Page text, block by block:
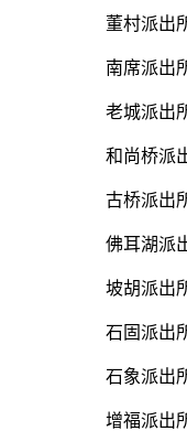
董村派出
南席派出
老城派出
和尚桥派
古桥派出
佛耳湖派
坡胡派出
石固派出
石象派出
增福派出